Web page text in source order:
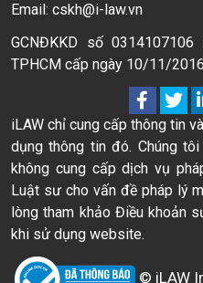
Email: cskh@i-law.vn
GCNĐKKD số
TPHCM cấp ngày 10/11/2016
iLAW chỉ cung cấp thông tin
dụng thông tin đó. Chúng
không cung cấp dịch vụ
Luật sư cho vấn đề pháp lý
lòng tham khảo Điều khoản
khi sử dụng website.
© iLAW